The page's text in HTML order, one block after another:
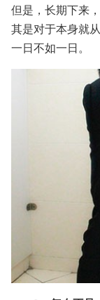
但是，长期下来
其是对于本身就
一日不如一日。